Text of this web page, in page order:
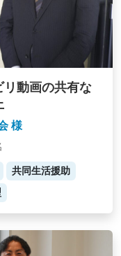
リ動画の共有な
様
共同生活援助